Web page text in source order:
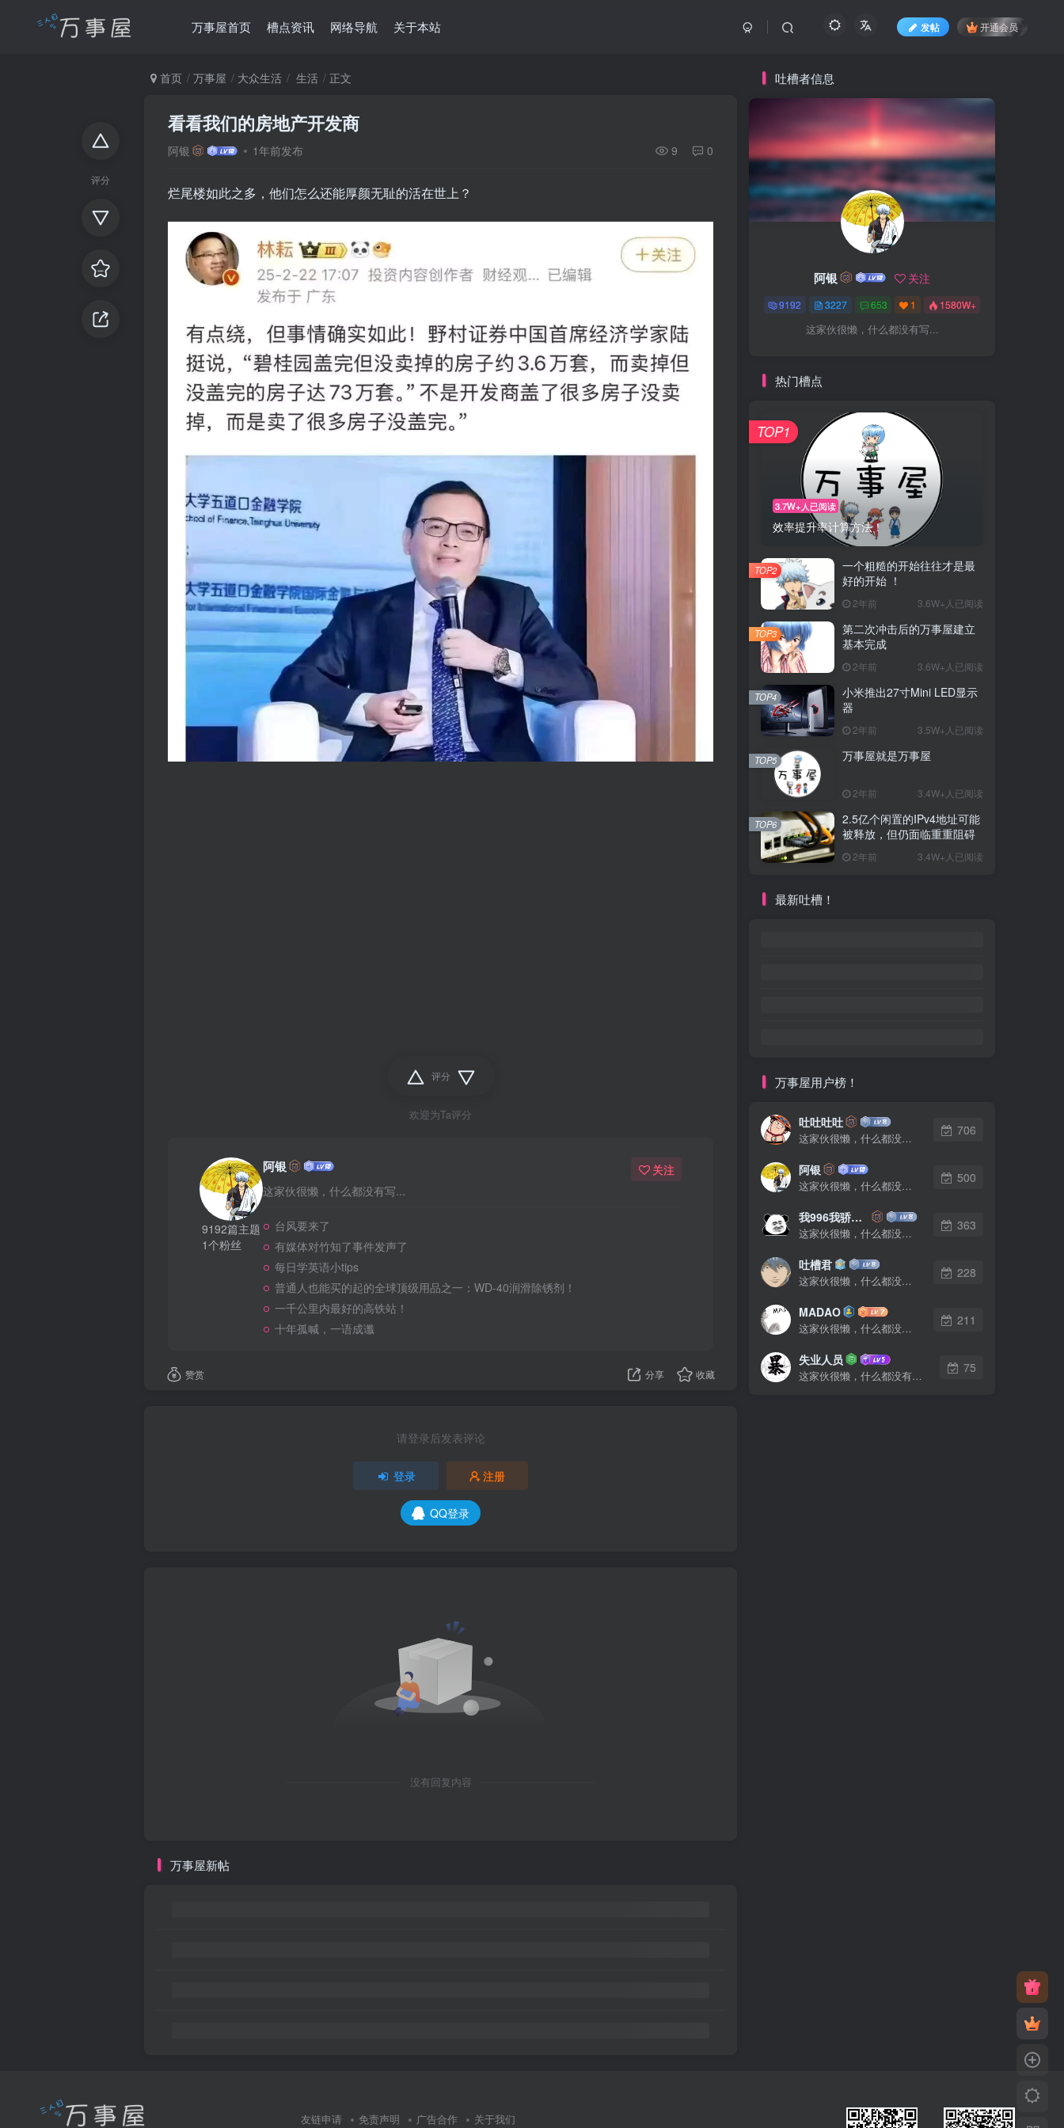
万事屋首页 槽点资讯 网络导航 关于本站 发帖 开通会员
评分
首页 万事屋 大众生活 生活 正文
看看我们的房地产开发商
阿银 1年前发布 9 0
烂尾楼如此之多，他们怎么还能厚颜无耻的活在世上？
评分
欢迎为Ta评分
9192篇主题
1个粉丝
阿银
这家伙很懒，什么都没有写...
关注
台风要来了
有媒体对竹知了事件发声了
每日学英语小tips
普通人也能买的起的全球顶级用品之一：WD-40润滑除锈剂！
一千公里内最好的高铁站！
十年孤喊，一语成谶
赞赏 分享 收藏
请登录后发表评论
登录 注册
QQ登录
没有回复内容
万事屋新帖
吐槽者信息
阿银 关注
9192 3227 653 1 1580W+
这家伙很懒，什么都没有写...
热门槽点
3.7W+人已阅读
效率提升率计算方法！
TOP1
一个粗糙的开始往往才是最
好的开始 ！
2年前 3.6W+人已阅读
TOP2
第二次冲击后的万事屋建立
基本完成
2年前 3.6W+人已阅读
TOP3
小米推出27寸Mini LED显示
器
2年前 3.5W+人已阅读
TOP4
万事屋就是万事屋
2年前 3.4W+人已阅读
TOP5
2.5亿个闲置的IPv4地址可能
被释放，但仍面临重重阻碍
2年前 3.4W+人已阅读
TOP6
最新吐槽！
万事屋用户榜！
吐吐吐吐
这家伙很懒，什么都没有写...
706
阿银
这家伙很懒，什么都没有写...
500
我996我骄傲了么
这家伙很懒，什么都没有写...
363
吐槽君
这家伙很懒，什么都没有写...
228
MADAO
这家伙很懒，什么都没有写...
211
失业人员
这家伙很懒，什么都没有写...
75
友链申请 免责声明 广告合作 关于我们